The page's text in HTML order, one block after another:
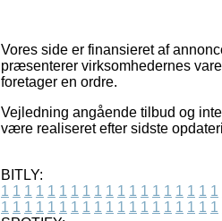
Vores side er finansieret af
præsenterer virksomhedernes
foretager en ordre.
Vejledning angående tilbud og
være realiseret efter sidste
BITLY:
1 1 1 1 1 1 1 1 1 1 1 1 1 1 1 1 1 1 1
1 1 1 1 1 1 1 1 1 1 1 1 1 1 1 1 1 1 1